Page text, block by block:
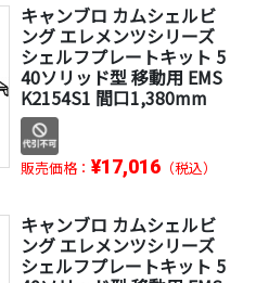
キャンブロ カムシェルビ
ング エレメンツシリーズ
シェルフプレートキット 5
40ソリッド型 移動用 EMS
K2154S1 間口1,380mm
販売価格： ¥17,016（税込）
キャンブロ カムシェルビ
ング エレメンツシリーズ
シェルフプレートキット 5